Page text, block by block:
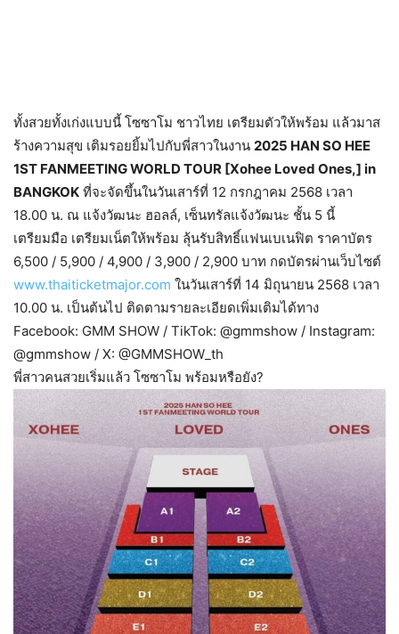
ทั้งสวยทั้งเก่งแบบนี้ โซซาโม ชาวไทย เตรียมตัวให้พร้อม แล้วมาส
ร้างความสุข เติมรอยยิ้มไปกับพี่สาวในงาน 2025 HAN SO HEE
1ST FANMEETING WORLD TOUR [Xohee Loved Ones,] in
BANGKOK ที่จะจัดขึ้นในวันเสาร์ที่ 12 กรกฎาคม 2568 เวลา
18.00 น. ณ แจ้งวัฒนะ ฮอลล์, เซ็นทรัลแจ้งวัฒนะ ชั้น 5 นี้
เตรียมมือ เตรียมเน็ตให้พร้อม ลุ้นรับสิทธิ์แฟนเบเนฟิต ราคาบัตร
6,500 / 5,900 / 4,900 / 3,900 / 2,900 บาท กดบัตรผ่านเว็บไซต์
www.thaiticketmajor.com ในวันเสาร์ที่ 14 มิถุนายน 2568 เวลา
10.00 น. เป็นต้นไป ติดตามรายละเอียดเพิ่มเติมได้ทาง
Facebook: GMM SHOW / TikTok: @gmmshow / Instagram:
@gmmshow / X: @GMMSHOW_th
พี่สาวคนสวยเริ่มแล้ว โซซาโม พร้อมหรือยัง?